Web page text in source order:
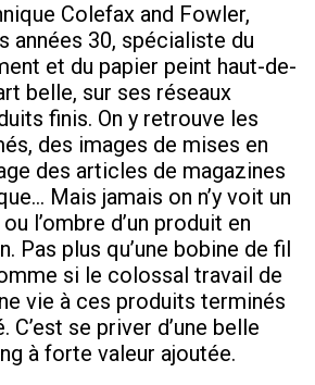
Colefax and Fowler,
années 30, spécialiste du
et du papier peint haut-de-
belle, sur ses réseaux
finis. On y retrouve les
des images de mises en
des articles de magazines
Mais jamais on n’y voit un
l’ombre d’un produit en
Pas plus qu’une bobine de fil
si le colossal travail de
vie à ces produits terminés
C’est se priver d’une belle
à forte valeur ajoutée.